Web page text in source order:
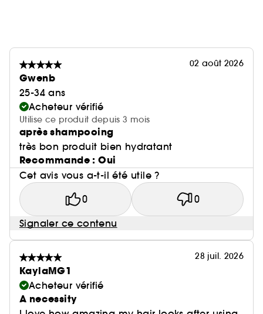
02 août 2026
Gwenb
25-34 ans
Acheteur vérifié
Utilise ce produit depuis 3 mois
après shampooing
très bon produit bien hydratant
Recommande : Oui
Cet avis vous a-t-il été utile ?
0 0
Signaler ce contenu
28 juil. 2026
KaylaMG1
Acheteur vérifié
A necessity